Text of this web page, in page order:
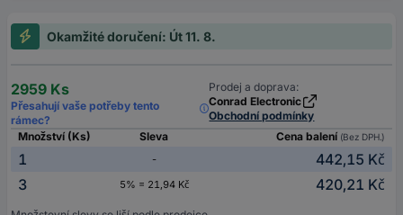
Okamžité doručení: Út 11. 8.
2959 Ks
Přesahují vaše potřeby tento
rámec?
Prodej a doprava:
Conrad Electronic
Obchodní podmínky
Množství (Ks)
Sleva Cena balení (Bez DPH.)
1 -
442,15 Kč
3
5% = 21,94 Kč 420,21 Kč